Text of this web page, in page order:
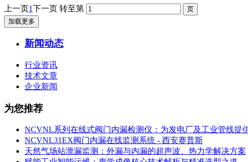
上一页1下一页 转至第
加载更多
新闻动态
行业资讯
技术文章
企业新闻
为您推荐
NCVNL系列在线式阀门内漏检测仪：为发电厂及工业管线提
NCVNL31EX阀门内漏在线监测系统 - 西安赛普斯
天然气场站泄漏监测：外漏与内漏的超声波、热力学解决方案